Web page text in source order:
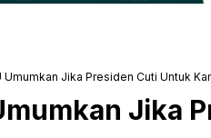
Umumkan Jika Presiden Cuti Untuk
Jika